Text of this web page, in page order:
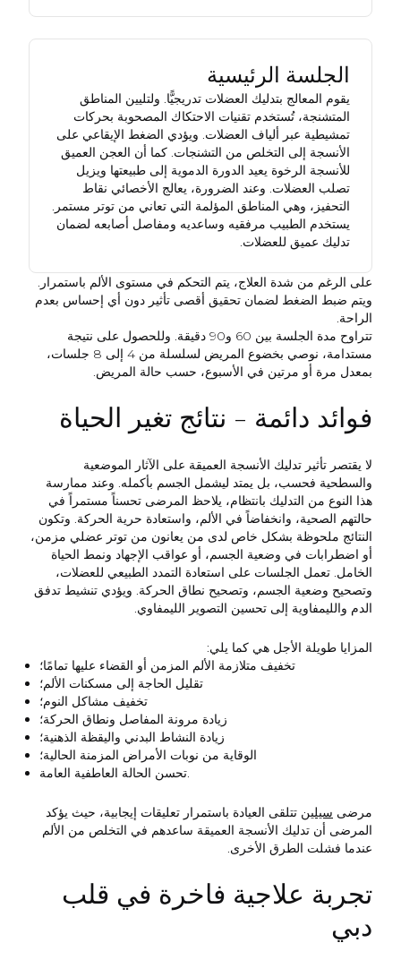
الجلسة الرئيسية
يقوم المعالج بتدليك العضلات تدريجيًّا. ولتليين المناطق
المتشنجة، تُستخدم تقنيات الاحتكاك المصحوبة بحركات
تمشيطية عبر ألياف العضلات. ويؤدي الضغط الإيقاعي على
الأنسجة إلى التخلص من التشنجات. كما أن العجن العميق
للأنسجة الرخوة يعيد الدورة الدموية إلى طبيعتها ويزيل
تصلب العضلات. وعند الضرورة، يعالج الأخصائي نقاط
التحفيز، وهي المناطق المؤلمة التي تعاني من توتر مستمر.
يستخدم الطبيب مرفقيه وساعديه ومفاصل أصابعه لضمان
تدليك عميق للعضلات.
على الرغم من شدة العلاج، يتم التحكم في مستوى الألم باستمرار.
ويتم ضبط الضغط لضمان تحقيق أقصى تأثير دون أي إحساس بعدم
الراحة.
تتراوح مدة الجلسة بين 60 و90 دقيقة. وللحصول على نتيجة
مستدامة، نوصي بخضوع المريض لسلسلة من 4 إلى 8 جلسات،
بمعدل مرة أو مرتين في الأسبوع، حسب حالة المريض.
فوائد دائمة - نتائج تغير الحياة
لا يقتصر تأثير تدليك الأنسجة العميقة على الآثار الموضعية
والسطحية فحسب، بل يمتد ليشمل الجسم بأكمله. وعند ممارسة
هذا النوع من التدليك بانتظام، يلاحظ المرضى تحسناً مستمراً في
حالتهم الصحية، وانخفاضاً في الألم، واستعادة حرية الحركة. وتكون
النتائج ملحوظة بشكل خاص لدى من يعانون من توتر عضلي مزمن،
أو اضطرابات في وضعية الجسم، أو عواقب الإجهاد ونمط الحياة
الخامل. تعمل الجلسات على استعادة التمدد الطبيعي للعضلات،
وتصحيح وضعية الجسم، وتصحيح نطاق الحركة. ويؤدي تنشيط تدفق
الدم والليمفاوية إلى تحسين التصوير الليمفاوي.
المزايا طويلة الأجل هي كما يلي:
تخفيف متلازمة الألم المزمن أو القضاء عليها تمامًا؛
تقليل الحاجة إلى مسكنات الألم؛
تخفيف مشاكل النوم؛
زيادة مرونة المفاصل ونطاق الحركة؛
زيادة النشاط البدني واليقظة الذهنية؛
الوقاية من نوبات الأمراض المزمنة الحالية؛
تحسن الحالة العاطفية العامة.
مرضى سيلين تتلقى العيادة باستمرار تعليقات إيجابية، حيث يؤكد
المرضى أن تدليك الأنسجة العميقة ساعدهم في التخلص من الألم
عندما فشلت الطرق الأخرى.
تجربة علاجية فاخرة في قلب
دبي